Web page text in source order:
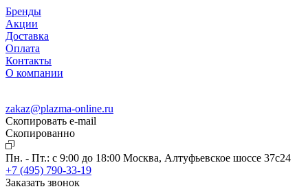
Бренды
Акции
Доставка
Оплата
Контакты
О компании
zakaz@plazma-online.ru
Скопировать e-mail
Cкопированно
Пн. - Пт.: с 9:00 до 18:00 Москва, Алтуфьевское шоссе 37с24
+7 (495) 790-33-19
Заказать звонок